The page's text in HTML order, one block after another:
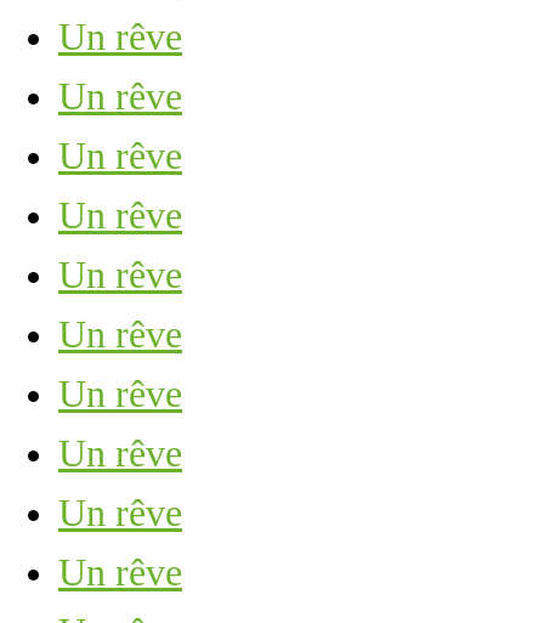
Un rêve
Un rêve
Un rêve
Un rêve
Un rêve
Un rêve
Un rêve
Un rêve
Un rêve
Un rêve